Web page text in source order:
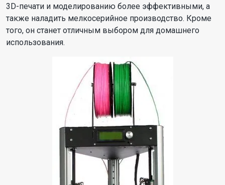
3D-печати и моделированию более эффективными, а
также наладить мелкосерийное производство. Кроме
того, он станет отличным выбором для домашнего
использования.